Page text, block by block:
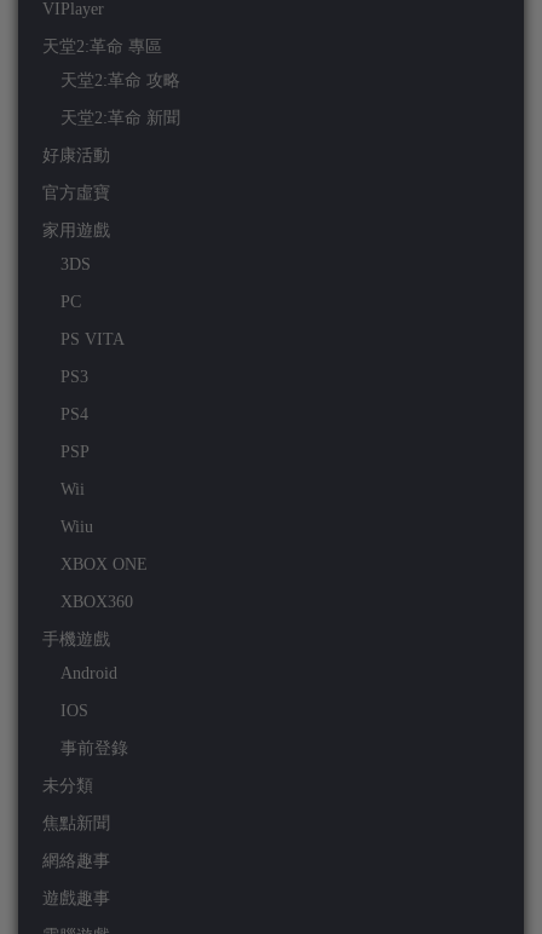
VIPlayer
天堂2:革命 專區
天堂2:革命 攻略
天堂2:革命 新聞
好康活動
官方虛寶
家用遊戲
3DS
PC
PS VITA
PS3
PS4
PSP
Wii
Wiiu
XBOX ONE
XBOX360
手機遊戲
Android
IOS
事前登錄
未分類
焦點新聞
網絡趣事
遊戲趣事